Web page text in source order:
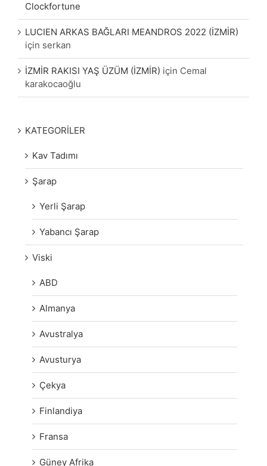
Clockfortune
LUCIEN ARKAS BAĞLARI MEANDROS 2022 (İZMİR)
için serkan
İZMİR RAKISI YAŞ ÜZÜM (İZMİR) için Cemal
karakocaoğlu
KATEGORİLER
Kav Tadımı
Şarap
Yerli Şarap
Yabancı Şarap
Viski
ABD
Almanya
Avustralya
Avusturya
Çekya
Finlandiya
Fransa
Güney Afrika